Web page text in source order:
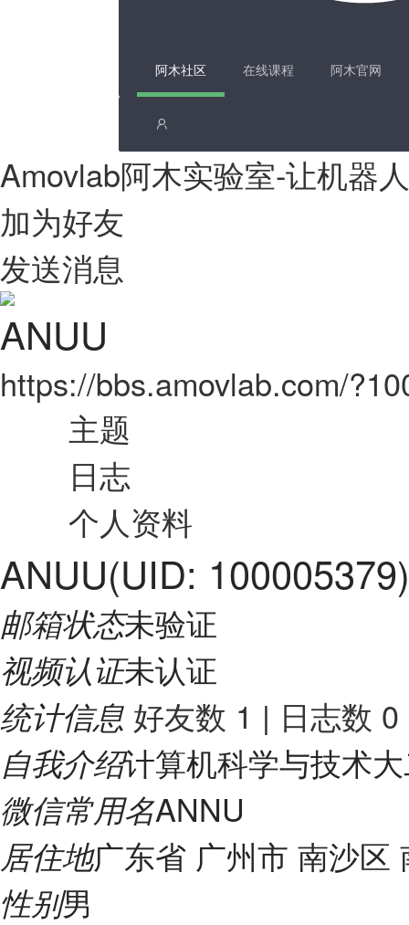
阿木社区 在线课程 阿木官网
Amovlab阿木实验室-让机器
加为好友
发送消息
ANUU
https://bbs.amovlab.com/
主题
日志
个人资料
ANUU(UID: 100005379)
邮箱状态未验证
视频认证未认证
统计信息 好友数 1 | 日志数 0
自我介绍计算机科学与技术
微信常用名ANNU
居住地广东省 广州市 南沙区
性别男